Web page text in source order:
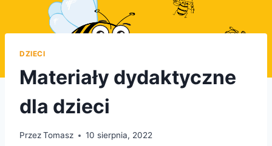
DZIECI
Materiały dydaktyczne
dla dzieci
PrzezTomasz 10 sierpnia, 2022